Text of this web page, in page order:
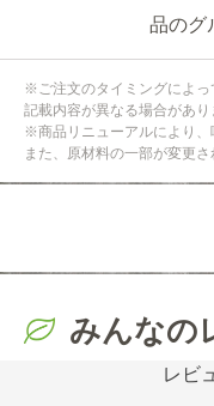
品のグ
※ご注文のタイミングによっ
記載内容が異なる場合があり
※商品リニューアルにより、
また、原材料の一部が変更
みんなの
レビ